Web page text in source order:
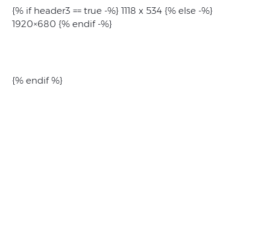
{% if header3 == true -%} 1118 x 534 {% else -%}
1920×680 {% endif -%}
{% endif %}